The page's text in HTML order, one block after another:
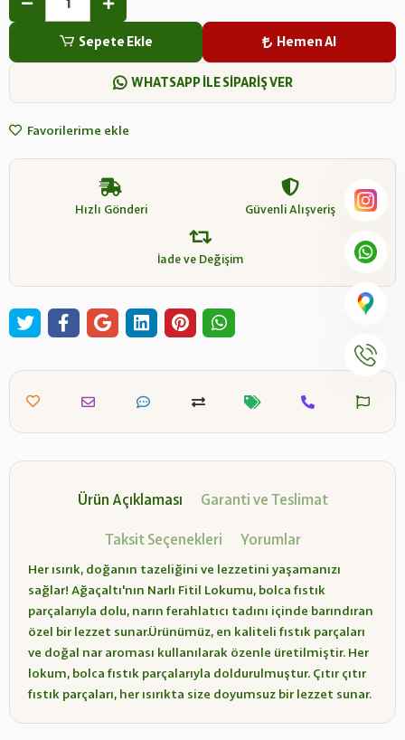
Sepete Ekle Hemen Al
WHATSAPP İLE SİPARİŞ VER
Favorilerime ekle
Hızlı Gönderi Güvenli Alışveriş
İade ve Değişim
Ürün Açıklaması Garanti ve Teslimat
Taksit Seçenekleri Yorumlar
Her ısırık, doğanın tazeliğini ve lezzetini yaşamanızı
sağlar! Ağaçaltı'nın Narlı Fitil Lokumu, bolca fıstık
parçalarıyla dolu, narın ferahlatıcı tadını içinde barındıran
özel bir lezzet sunar.Ürünümüz, en kaliteli fıstık parçaları
ve doğal nar aroması kullanılarak özenle üretilmiştir. Her
lokum, bolca fıstık parçalarıyla doldurulmuştur. Çıtır çıtır
fıstık parçaları, her ısırıkta size doyumsuz bir lezzet sunar.